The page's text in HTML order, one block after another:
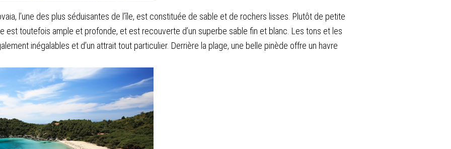
l’une des plus séduisantes de l’île, est constituée de sable et de rochers lisses. Plutôt de petite
est toutefois ample et profonde, et est recouverte d’un superbe sable fin et blanc. Les tons et les
inégalables et d’un attrait tout particulier. Derrière la plage, une belle pinède offre un havre